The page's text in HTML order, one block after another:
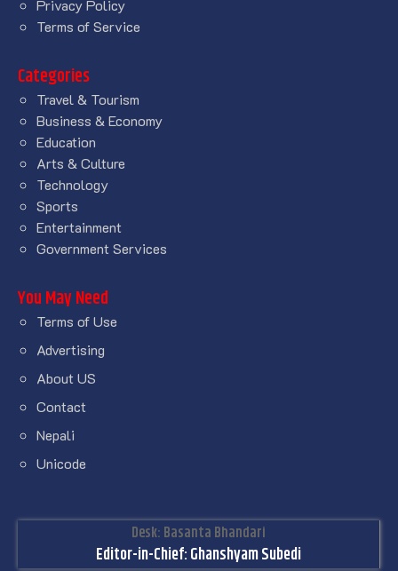
Privacy Policy
Terms of Service
Categories
Travel & Tourism
Business & Economy
Education
Arts & Culture
Technology
Sports
Entertainment
Government Services
You May Need
Terms of Use
Advertising
About US
Contact
Nepali
Unicode
Desk: Basanta Bhandari
Editor-in-Chief: Ghanshyam Subedi